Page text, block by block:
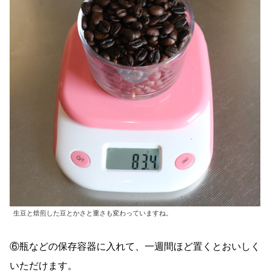
生豆と焙煎した豆とかさと重さも変わっていますね。
⑥瓶などの保存容器に入れて、一週間ほど置くとおいしく
いただけます。